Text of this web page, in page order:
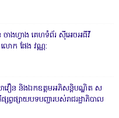
ចាងហ្វាង គេហទំព័រ ស៊ីអេចអធីវី
ោក ផែង វណ្ណ:
វឿន និងឯកឧត្តមអភិសន្តិបណ្ឌិត ស
ផ្សាយបទបញ្ជារបស់រាជរដ្ឋាភិបាល